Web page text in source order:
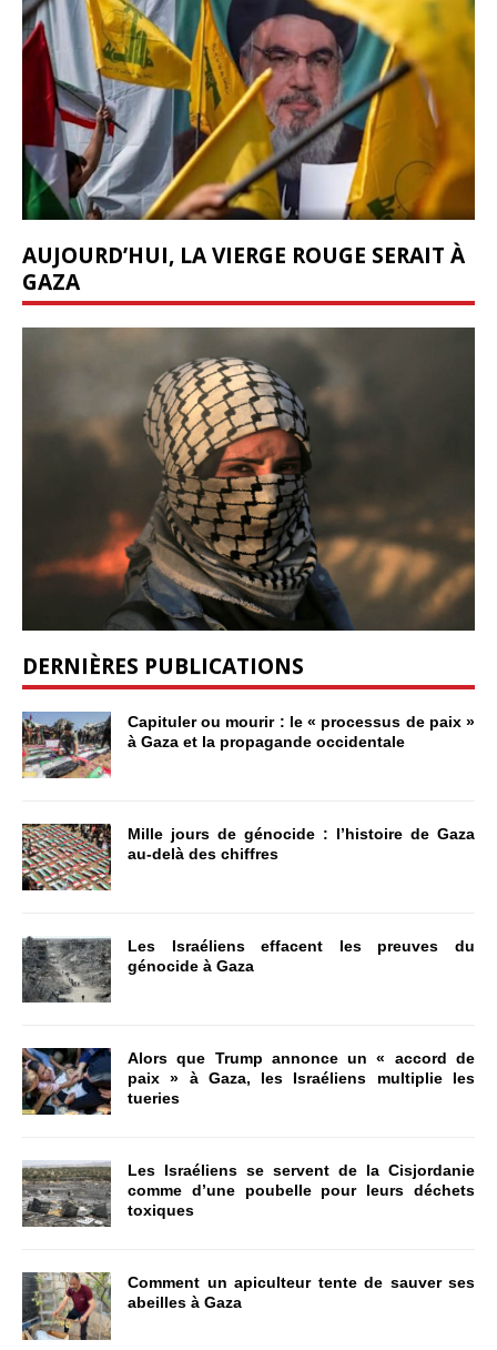
AUJOURD’HUI, LA VIERGE ROUGE SERAIT À
GAZA
DERNIÈRES PUBLICATIONS
Capituler ou mourir : le « processus de paix »
à Gaza et la propagande occidentale
Mille jours de génocide : l’histoire de Gaza
au-delà des chiffres
Les Israéliens effacent les preuves du
génocide à Gaza
Alors que Trump annonce un « accord de
paix » à Gaza, les Israéliens multiplie les
tueries
Les Israéliens se servent de la Cisjordanie
comme d’une poubelle pour leurs déchets
toxiques
Comment un apiculteur tente de sauver ses
abeilles à Gaza